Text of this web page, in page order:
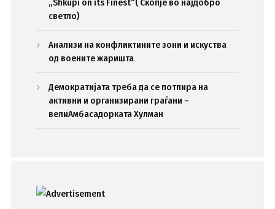
„Shkupi on its Finest“( Скопје во најдобро
светло)
Анализи на конфликтините зони и искуства
од воените жаришта
Демократијата треба да се потпира на
активни и организирани граѓани –
велиАмбасадорката Хулман